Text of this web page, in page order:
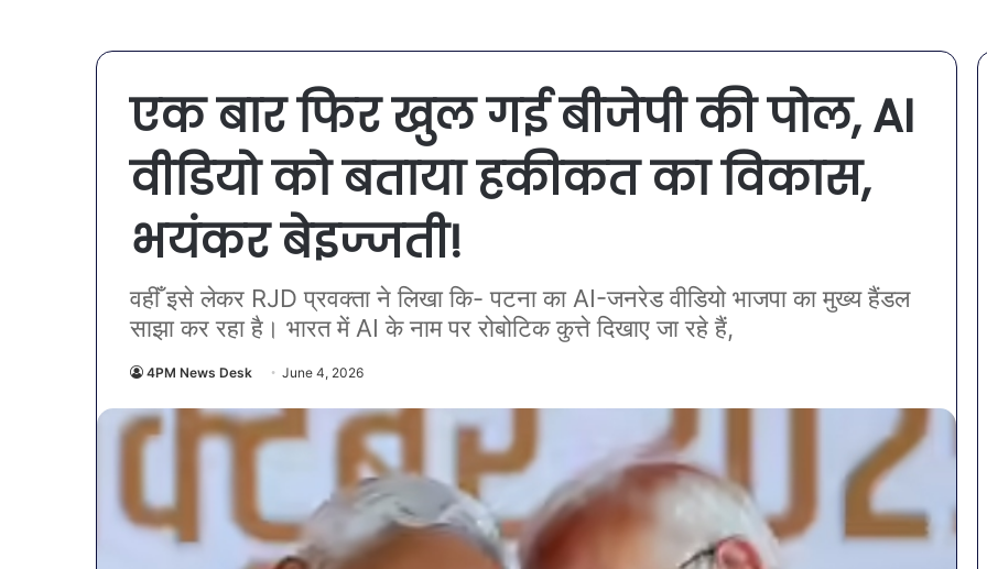
एक बार फिर खुल गई बीजेपी की पोल, AI
वीडियो को बताया हकीकत का विकास,
भयंकर बेइज्जती!
वहीँ इसे लेकर RJD प्रवक्ता ने लिखा कि- पटना का AI-जनरेड वीडियो भाजपा का मुख्य हैंडल
साझा कर रहा है। भारत में AI के नाम पर रोबोटिक कुत्ते दिखाए जा रहे हैं,
4PM News Desk June 4, 2026